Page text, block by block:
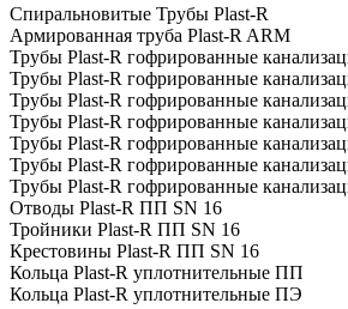
Спиральновитые Трубы Plast-R
Армированная труба Plast-R ARM
Трубы Plast-R гофрированные
Трубы Plast-R гофрированные
Трубы Plast-R гофрированные
Трубы Plast-R гофрированные
Трубы Plast-R гофрированные
Трубы Plast-R гофрированные
Трубы Plast-R гофрированные
Отводы Plast-R ПП SN 16
Тройники Plast-R ПП SN 16
Крестовины Plast-R ПП SN 16
Кольца Plast-R уплотнительные ПП
Кольца Plast-R уплотнительные ПЭ